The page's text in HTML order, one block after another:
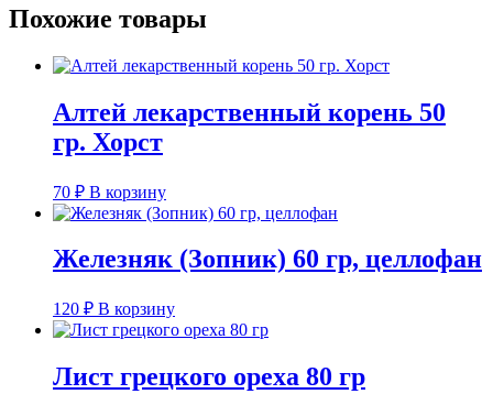
Похожие товары
Алтей лекарственный корень 50
гр. Хорст
70 ₽ В корзину
Железняк (Зопник) 60 гр, целлофан
120 ₽ В корзину
Лист грецкого ореха 80 гр